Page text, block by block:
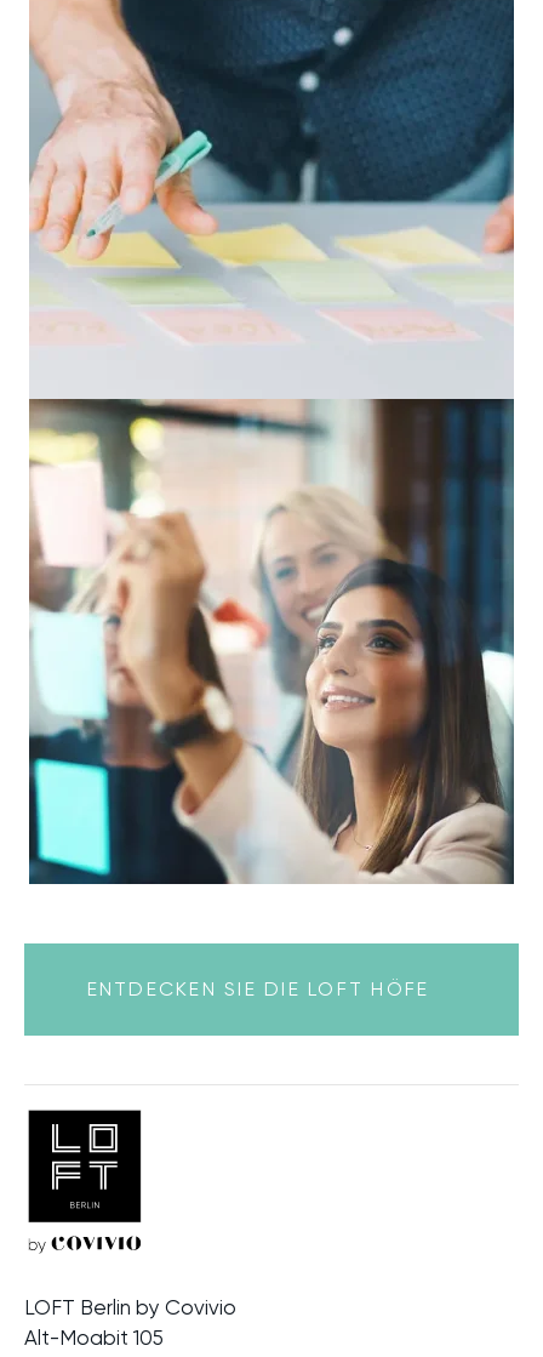
ENTDECKEN SIE DIE LOFT HÖFE
LOFT Berlin by Covivio
Alt-Moabit 105